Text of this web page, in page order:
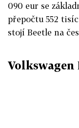
090 eur se
přepočtu 552
stojí Beetle na
Volkswagen